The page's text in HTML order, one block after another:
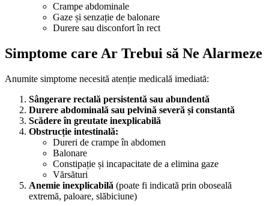
Crampe abdominale
Gaze și senzație de balonare
Durere sau disconfort în rect
Simptome care Ar Trebui să Ne Alarmeze
Anumite simptome necesită atenție medicală imediată:
Sângerare rectală persistentă sau abundentă
Durere abdominală sau pelvină severă și constantă
Scădere în greutate inexplicabilă
Obstrucție intestinală:
Dureri de crampe în abdomen
Balonare
Constipație și incapacitate de a elimina gaze
Vărsături
Anemie inexplicabilă (poate fi indicată prin oboseală
extremă, paloare, slăbiciune)